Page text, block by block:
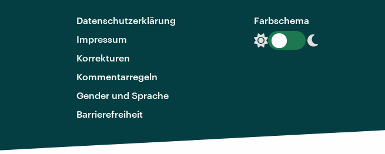
Datenschutzerklärung
Impressum
Korrekturen
Kommentarregeln
Gender und Sprache
Barrierefreiheit
Farbschema